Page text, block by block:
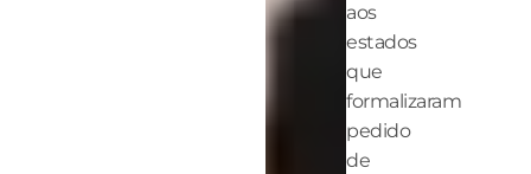
aos
estados
que
formalizaram
pedido
de